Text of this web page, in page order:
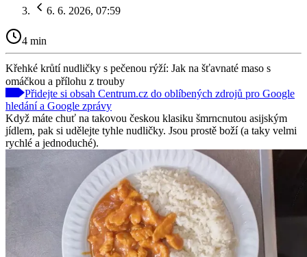
6. 6. 2026, 07:59
4 min
Křehké krůtí nudličky s pečenou rýží: Jak na šťavnaté maso s
omáčkou a přílohu z trouby
Přidejte si obsah Centrum.cz do oblíbených zdrojů pro Google
hledání a Google zprávy
Když máte chuť na takovou českou klasiku šmrncnutou asijským
jídlem, pak si udělejte tyhle nudličky. Jsou prostě boží (a taky velmi
rychlé a jednoduché).